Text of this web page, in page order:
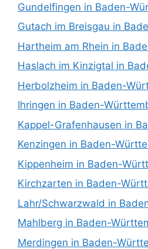
Gundelfingen in Baden-
Gutach im Breisgau in
Hartheim am Rhein in
Haslach im Kinzigtal in
Herbolzheim in Baden-
Ihringen in Baden-
Kappel-Grafenhausen in
Kenzingen in Baden-
Kippenheim in Baden-
Kirchzarten in Baden-
Lahr/Schwarzwald in
Mahlberg in Baden-
Merdingen in Baden-